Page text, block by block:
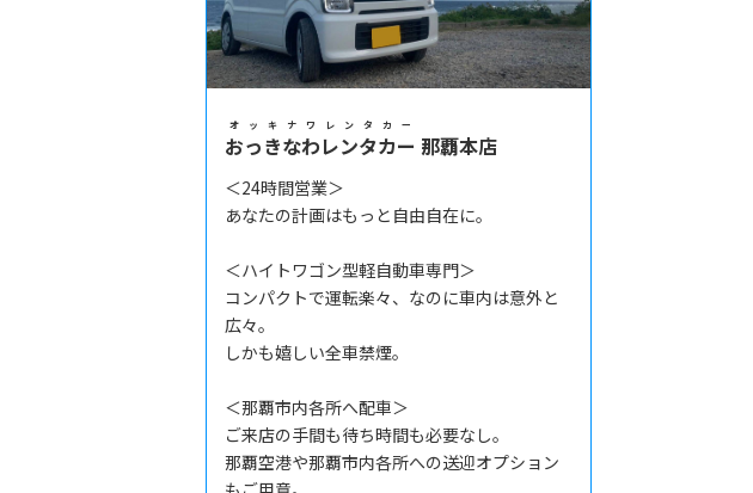
おっきなわレンタカー
オッキナワレンタカー
那覇本店
＜24時間営業＞
あなたの計画はもっと自由自在に。
＜ハイトワゴン型軽自動車専門＞
コンパクトで運転楽々、なのに車内は意外と
広々。
しかも嬉しい全車禁煙。
＜那覇市内各所へ配車＞
ご来店の手間も待ち時間も必要なし。
那覇空港や那覇市内各所への送迎オプション